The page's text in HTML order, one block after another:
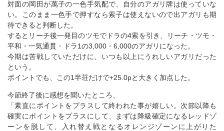
対面の岡田が萬子の一色手気配で、自分のアガリ牌は使っていな
い。このまま一色手で押すなら索子は使えないので出アガリも期
待できると判断した。
するとリーチ後一発目のツモでドラの4索を引き、リーチ・ツモ・
平和・一気通貫・ドラ1の3,000・6,000のアガリになった。
今期は苦戦していただけに、いつも以上にうれしいアガリだった
という。
ポイントでも、この1半荘だけで+25.0pと大きく加点した。
今節終了後に感想を聞いたところ、
「素直にポイントをプラスして終われた事が嬉しい。次節以降も
確実にポイントをプラスにして、まずは降級確定になるレッドゾ
ーンを脱して、入れ替え戦となるオレンジゾーンに上がりた